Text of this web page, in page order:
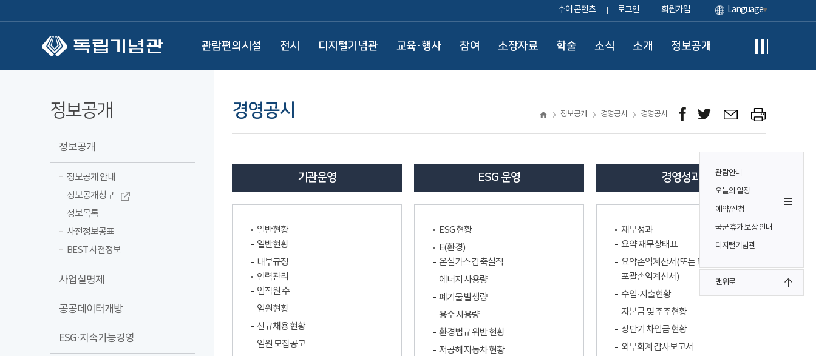
수어 콘텐츠 로그인 회원가입 Language
관람편의시설 전시 디지털기념관 교육·행사 참여 소장자료 학술 소식 소개 정보공개
관람안내
오늘의 일정
예약/신청
국군 휴가 보상 안내
디지털기념관
맨위로
정보공개
정보공개
정보공개 안내
정보공개청구
정보목록
사전정보공표
BEST 사전정보
사업실명제
공공데이터개방
ESG·지속가능경영
경영공시 정보공개 경영공시 경영공시
기관운영
일반현황
일반현황
내부규정
인력관리
임직원 수
임원현황
신규채용 현황
임원 모집공고
ESG 운영
ESG 현황
E(환경)
온실가스 감축실적
에너지 사용량
폐기물 발생량
용수 사용량
환경법규 위반 현황
저공해 자동차 현황
경영성과
재무성과
요약 재무상태표
요약손익계산서(또는 요약
포괄손익계산서)
수입·지출현황
자본금 및 주주현황
장단기 차입금 현황
외부회계 감사보고서